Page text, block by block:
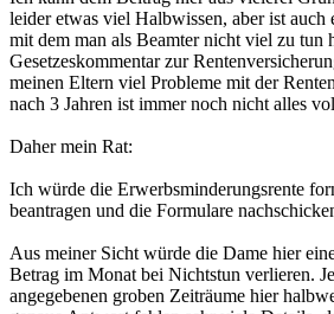
leider etwas viel Halbwissen, aber ist
mit dem man als Beamter nicht viel zu tun
Gesetzeskommentar zur
meinen Eltern viel Probleme mit der
nach 3 Jahren ist immer noch nicht alles
Daher mein Rat:
Ich würde die Erwerbsminderungsrente
beantragen und die Formulare
Aus meiner Sicht würde die Dame hier
Betrag im Monat bei Nichtstun verlieren.
angegebenen groben Zeiträume hier